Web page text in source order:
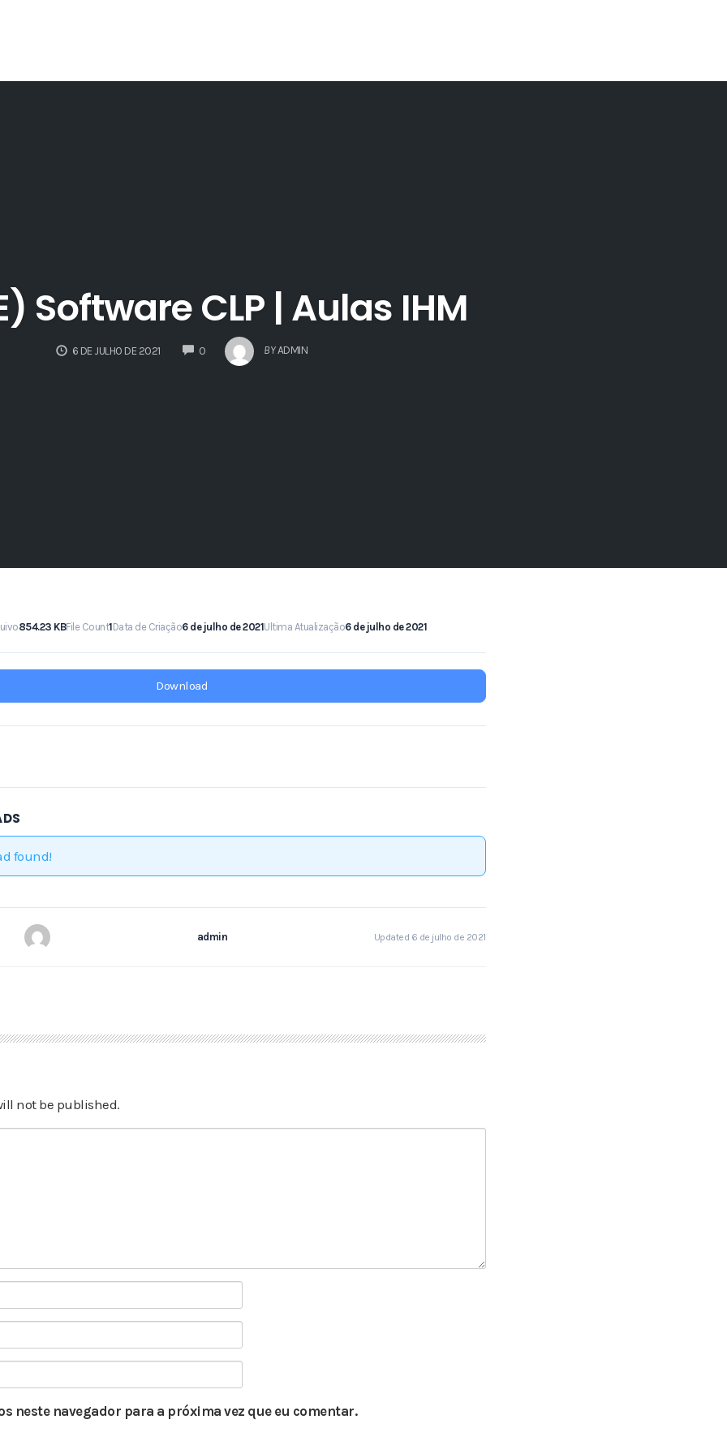
Software CLP | Aulas IHM
6 DE JULHO DE 2021 0COMMENTS BY ADMIN
854.23 KBFile Count1Data de Criação6 de julho de 2021Ultima Atualização6 de julho de 2021
Download
found!
admin Updated 6 de julho de 2021
not be published.
neste navegador para a próxima vez que eu comentar.